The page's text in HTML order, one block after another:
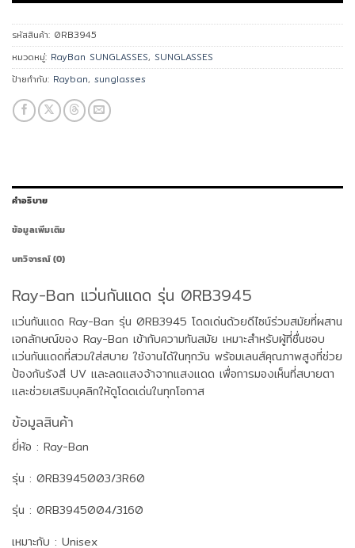
รหัสสินค้า: 0RB3945
หมวดหมู่: RayBan SUNGLASSES, SUNGLASSES
ป้ายกำกับ: Rayban, sunglasses
คำอธิบาย
ข้อมูลเพิ่มเติม
บทวิจารณ์ (0)
Ray-Ban แว่นกันแดด รุ่น 0RB3945
แว่นกันแดด Ray-Ban รุ่น 0RB3945 โดดเด่นด้วยดีไซน์ร่วมสมัยที่ผสาน
เอกลักษณ์ของ Ray-Ban เข้ากับความทันสมัย เหมาะสำหรับผู้ที่ชื่นชอบ
แว่นกันแดดที่สวมใส่สบาย ใช้งานได้ในทุกวัน พร้อมเลนส์คุณภาพสูงที่ช่วย
ป้องกันรังสี UV และลดแสงจ้าจากแสงแดด เพื่อการมองเห็นที่สบายตา
และช่วยเสริมบุคลิกให้ดูโดดเด่นในทุกโอกาส
ข้อมูลสินค้า
ยี่ห้อ : Ray-Ban
รุ่น : 0RB3945003/3R60
รุ่น : 0RB3945004/3160
เหมาะกับ : Unisex